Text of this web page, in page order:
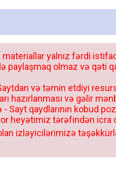
materiallar yalnız fərdi
paylaşmaq olmaz və qəti
və təmin etdiyi
hazırlanması və gəlir
- Sayt qaydlarının kobud
heyətimiz tərəfindən icra
izləyicilərimizə